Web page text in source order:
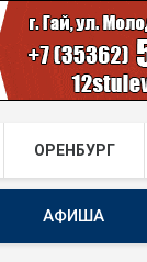
ОРЕНБУРГ
АФИША